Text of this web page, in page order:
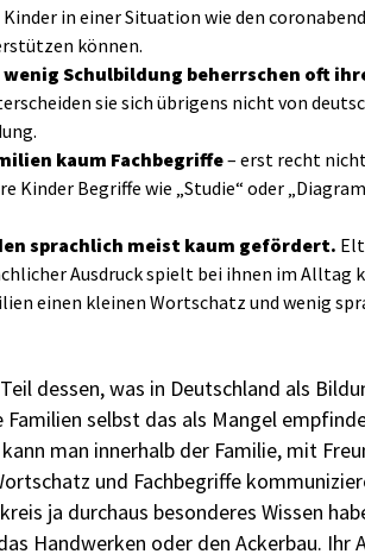
in einer Situation wie den
können.
Schulbildung beherrschen oft
sie sich übrigens nicht von
kaum Fachbegriffe– erst recht
Kinder Begriffe wie „Studie“ oder
sprachlich meist kaum gefördert.
Ausdruck spielt bei ihnen im Alltag
einen kleinen Wortschatz und wenig
dessen, was in Deutschland als
selbst das als Mangel
man innerhalb der Familie, mit
und Fachbegriffe
ja durchaus besonderes Wissen
Handwerken oder den Ackerbau.